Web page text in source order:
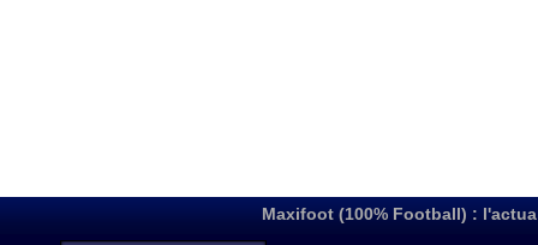
Maxifoot (100% Football) :